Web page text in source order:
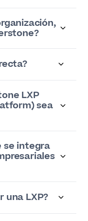
LXP
sea
se integra
una LXP?